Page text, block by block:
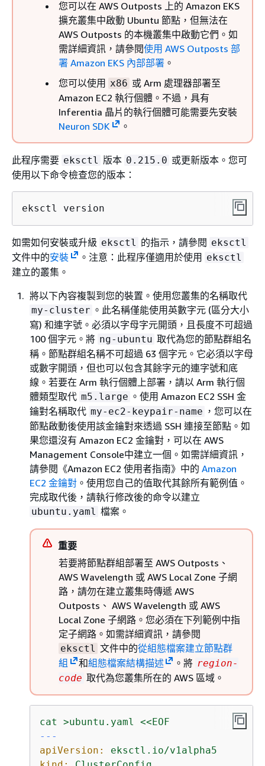
您可以在 AWS Outposts 上的 Amazon EKS
擴充叢集中啟動 Ubuntu 節點，但無法在
AWS Outposts 的本機叢集中啟動它們。如
需詳細資訊，請參閱使用 AWS Outposts 部
署 Amazon EKS 內部部署 。
您可以使用 x86 或 Arm 處理器部署至
Amazon EC2 執行個體。不過，具有
Inferentia 晶片的執行個體可能需要先安裝
Neuron SDK
。
此程序需要 eksctl 版本 0.215.0 或更新版本。您可
使用以下命令檢查您的版本：
eksctl version
如需如何安裝或升級 eksctl 的指示，請參閱 eksctl
文件中的安裝 。注意：此程序僅適用於使用 eksctl
建立的叢集。
將以下內容複製到您的裝置。使用您叢集的名稱取代
my-cluster 。此名稱僅能使用英數字元 (區分大小
寫) 和連字號。必須以字母字元開頭，且長度不可超過
100 個字元。將 ng-ubuntu 取代為您的節點群組名
稱。節點群組名稱不可超過 63 個字元。它必須以字母
或數字開頭，但也可以包含其餘字元的連字號和底
線。若要在 Arm 執行個體上部署，請以 Arm 執行個
體類型取代 m5.large 。使用 Amazon EC2 SSH 金
鑰對名稱取代 my-ec2-keypair-name ，您可以在
節點啟動後使用該金鑰對來透過 SSH 連接至節點。如
果您還沒有 Amazon EC2 金鑰對，可以在 AWS
Management Console中建立一個。如需詳細資訊，
請參閱《Amazon EC2 使用者指南》中的 Amazon
EC2 金鑰對 。使用您自己的值取代其餘所有範例值。
完成取代後，請執行修改後的命令以建立
ubuntu.yaml 檔案。
重要
若要將節點群組部署至 AWS Outposts、
AWS Wavelength 或 AWS Local Zone 子網
路，請勿在建立叢集時傳遞 AWS
Outposts、 AWS Wavelength 或 AWS
Local Zone 子網路。您必須在下列範例中指
定子網路。如需詳細資訊，請參閱
eksctl 文件中的從組態檔案建立節點群
組
和組態檔案結構描述 。將 region-
code 取代為您叢集所在的 AWS 區域。
cat >ubuntu.yaml
<<EOF
---
apiVersion:
eksctl.io/v1alpha5